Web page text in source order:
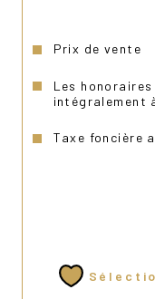
Pour toute
visite, rien de
Prix de vente
Les
intégralement
Taxe foncière